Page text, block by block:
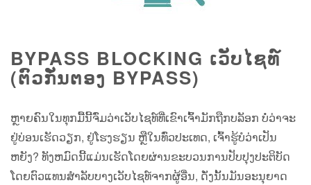
BYPASS BLOCKING ເວັບ​ໄຊ​ທ​໌
(ຕົວ​ກັ່ນ​ຕອງ BYPASS​)
ຫຼາຍຄົນໃນທຸກມື້ນີ້ຈົ່ມວ່າເວັບໄຊທ໌ທີ່ເຂົາເຈົ້າມັກຖືກບລັອກ ບໍ່ວ່າຈະ
ຢູ່ບ່ອນເຮັດວຽກ, ຢູ່ໂຮງຮຽນ ຫຼືໃນທົ່ວປະເທດ, ເຈົ້າຮູ້ບໍວ່າເປັນ
ຫຍັງ? ທັງຫມົດນີ້ແມ່ນເຮັດໂດຍຜ່ານຂະບວນການປັບປຸງປະຕິບັດ
ໂດຍຕົວແທນສໍາລັບບາງເວັບໄຊທ໌ຈາກຜູ້ອື່ນ, ດັ່ງນັ້ນມັນອະນຸຍາດ